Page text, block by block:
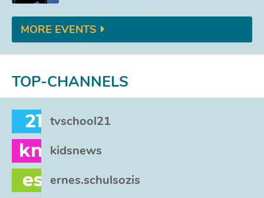
MORE EVENTS
TOP-CHANNELS
21 tvschool21
kn kidsnews
es ernes.schulsozis